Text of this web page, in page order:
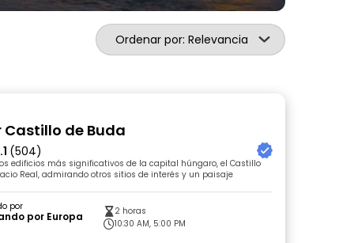
Ordenar por: Relevancia
Castillo de Buda
(504)
edificios más significativos de la capital húngaro, el Castillo
Real, admirando otros sitios de interés y un paisaje
por
por Europa
2 horas
10:30 AM, 5:00 PM